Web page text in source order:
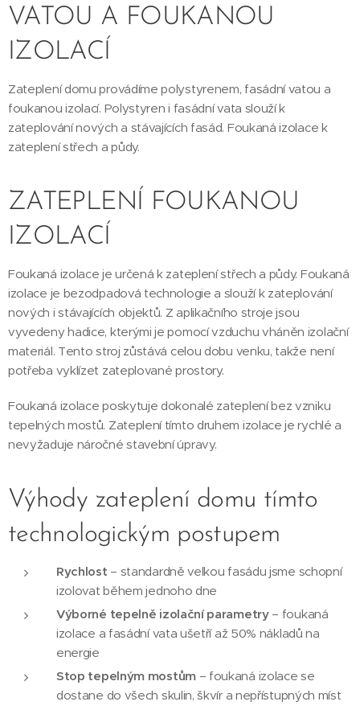
VATOU A FOUKANOU
IZOLACÍ
Zateplení domu provádíme polystyrenem, fasádní vatou a
foukanou izolací. Polystyren i fasádní vata slouží k
zateplování nových a stávajících fasád. Foukaná izolace k
zateplení střech a půdy.
ZATEPLENÍ FOUKANOU
IZOLACÍ
Foukaná izolace je určená k zateplení střech a půdy. Foukaná
izolace je bezodpadová technologie a slouží k zateplování
nových i stávajících objektů. Z aplikačního stroje jsou
vyvedeny hadice, kterými je pomocí vzduchu vháněn izolační
materiál. Tento stroj zůstává celou dobu venku, takže není
potřeba vyklízet zateplované prostory.
Foukaná izolace poskytuje dokonalé zateplení bez vzniku
tepelných mostů. Zateplení tímto druhem izolace je rychlé a
nevyžaduje náročné stavební úpravy.
Výhody zateplení domu tímto
technologickým postupem
Rychlost – standardně velkou fasádu jsme schopní
izolovat během jednoho dne
Výborné tepelně izolační parametry– foukaná
izolace a fasádní vata ušetří až 50% nákladů na
energie
Stop tepelným mostům– foukaná izolace se
dostane do všech skulin, škvír a nepřístupných míst